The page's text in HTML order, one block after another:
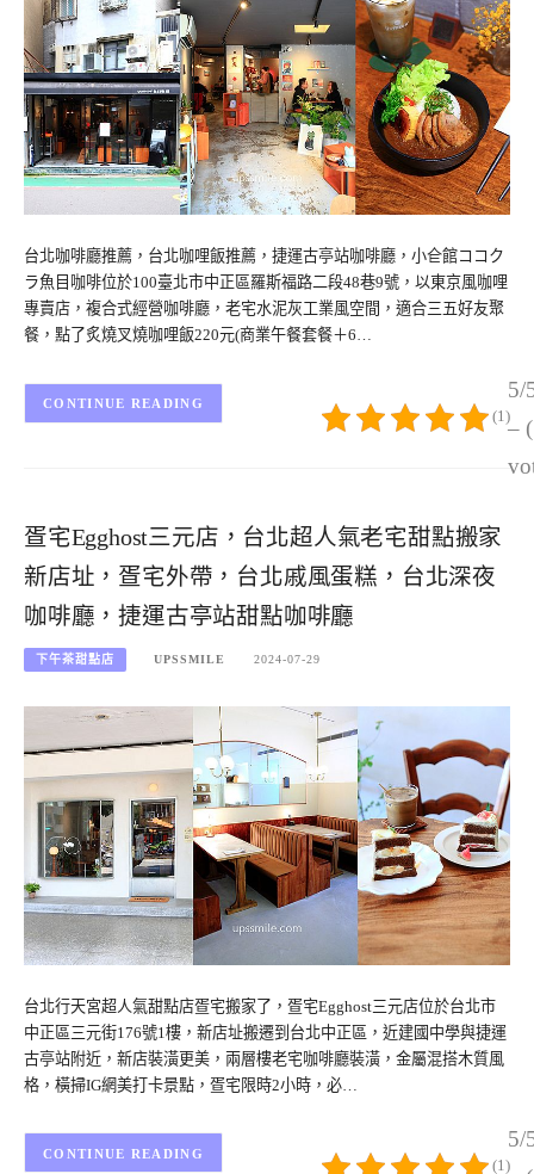
台北咖啡廳推薦，台北咖哩飯推薦，捷運古亭站咖啡廳，小仺館ココク
ラ魚目咖啡位於100臺北市中正區羅斯福路二段48巷9號，以東京風咖哩
專賣店，複合式經營咖啡廳，老宅水泥灰工業風空間，適合三五好友聚
餐，點了炙燒叉燒咖哩飯220元(商業午餐套餐＋6…
5/
–
(1)
CONTINUE READING
疍宅Egghost三元店，台北超人氣老宅甜點搬家
新店址，疍宅外帶，台北戚風蛋糕，台北深夜
咖啡廳，捷運古亭站甜點咖啡廳
下午茶甜點店 UPSSMILE 2024-07-29
台北行天宮超人氣甜點店疍宅搬家了，疍宅Egghost三元店位於台北市
中正區三元街176號1樓，新店址搬遷到台北中正區，近建國中學與捷運
古亭站附近，新店裝潢更美，兩層樓老宅咖啡廳裝潢，金屬混搭木質風
格，橫掃IG網美打卡景點，疍宅限時2小時，必…
5/
(1)
CONTINUE READING